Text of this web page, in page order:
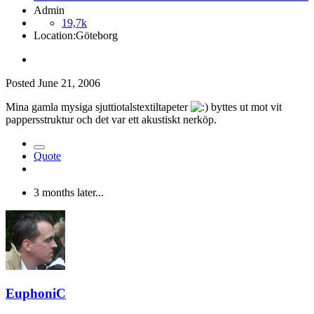
Admin
19,7k
Location:Göteborg
Posted June 21, 2006
Mina gamla mysiga sjuttiotalstextiltapeter
byttes ut mot vit
pappersstruktur och det var ett akustiskt nerköp.
Quote
3 months later...
EuphoniC